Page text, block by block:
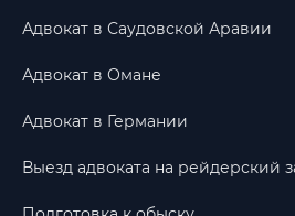
Адвокат в Саудовской Аравии
Адвокат в Омане
Адвокат в Германии
Выезд адвоката на рейдерский